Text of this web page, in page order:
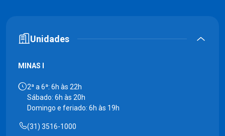
Unidades
MINAS I
2ª a 6ª: 6h às 22h
Sábado: 6h às 20h
Domingo e feriado: 6h às 19h
(31) 3516-1000